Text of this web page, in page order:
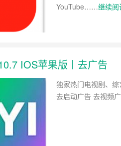
YouTube……继续阅
IOS苹果版丨去广告
独家热门电视剧、
去启动广告 去视